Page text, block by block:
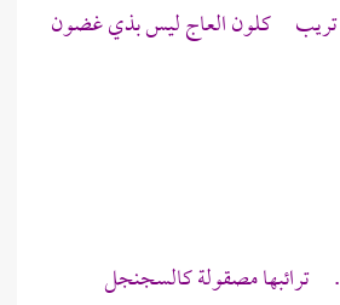
كلون العاج ليس بذي غضون
مصقولة كالسجنجل